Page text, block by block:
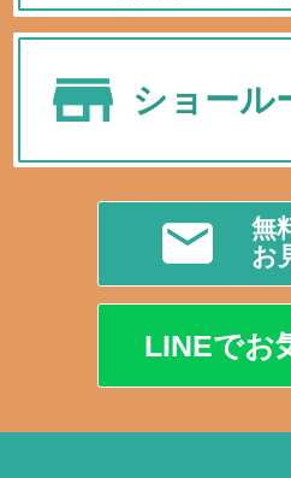
ショール
無
お
LINEでお